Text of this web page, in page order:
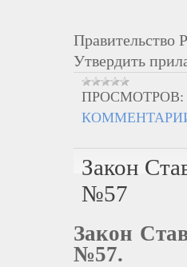
Правительство
Утвердить
ПРОСМОТРОВ:
Закон
№57
Закон
№57.